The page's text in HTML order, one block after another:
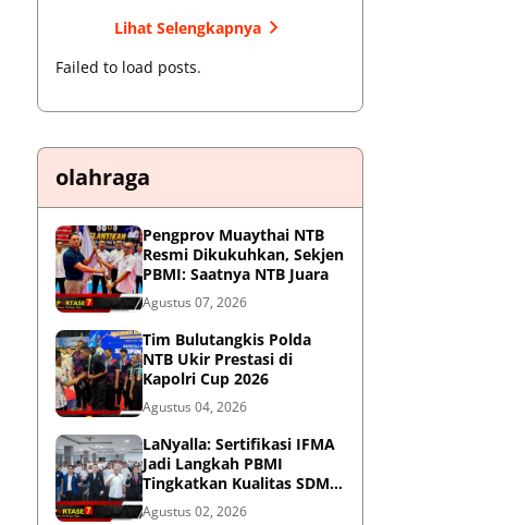
Lihat Selengkapnya
Failed to load posts.
olahraga
Pengprov Muaythai NTB
Resmi Dikukuhkan, Sekjen
PBMI: Saatnya NTB Juara
Agustus 07, 2026
Tim Bulutangkis Polda
NTB Ukir Prestasi di
Kapolri Cup 2026
Agustus 04, 2026
LaNyalla: Sertifikasi IFMA
Jadi Langkah PBMI
Tingkatkan Kualitas SDM
Muaythai
Agustus 02, 2026